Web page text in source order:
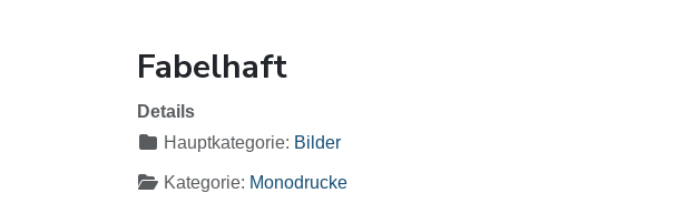
Fabelhaft
Details
Hauptkategorie: Bilder
Kategorie: Monodrucke